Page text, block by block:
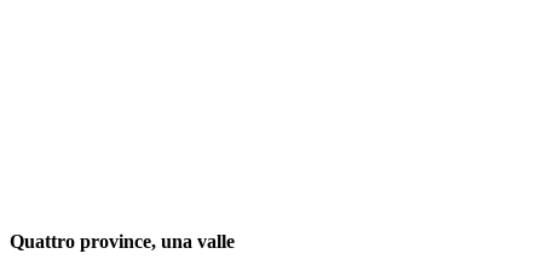
Quattro province, una valle